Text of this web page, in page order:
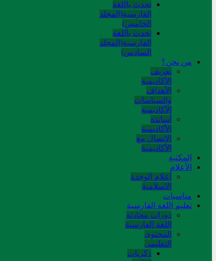
تحدث باللغة
الفارسية(المجلد
الخامس)
تحدث باللغة
الفارسية(المجلد
السادس)
من نحن؟
تعريف
الأكاديمية
الأهداف
والسياسات
الأكاديمية
أساتذة
الأكاديمية
الاتصال مع
الأكاديمية
المکتبة
الأعلام
أعلام الوحدة
الاسلامية
مناسبات
تعلیم اللغة الفارسیة
دورات محادثة
اللغة الفارسیة
المحتوی
التعلیمی
ذکریات